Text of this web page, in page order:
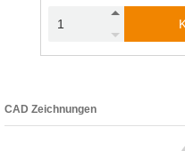
CAD Zeichnungen